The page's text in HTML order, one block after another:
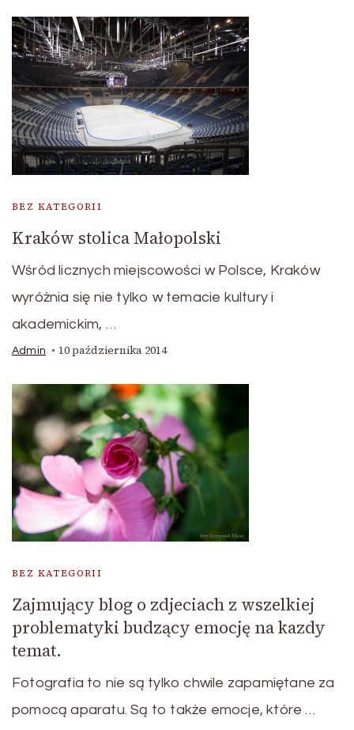
BEZ KATEGORII
Kraków stolica Małopolski
Wśród licznych miejscowości w Polsce, Kraków
wyróżnia się nie tylko w temacie kultury i
akademickim, …
Admin 10 października 2014
BEZ KATEGORII
Zajmujący blog o zdjeciach z wszelkiej
problematyki budzący emocję na kazdy
temat.
Fotografia to nie są tylko chwile zapamiętane za
pomocą aparatu. Są to także emocje, które …